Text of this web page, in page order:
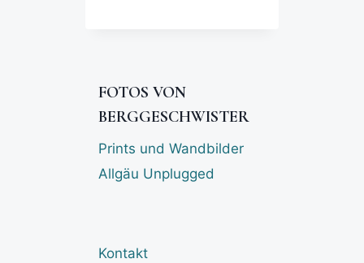
FOTOS VON
BERGGESCHWISTER
Prints und Wandbilder
Allgäu Unplugged
Kontakt